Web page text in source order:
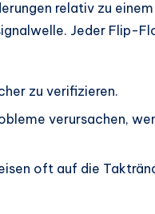
relativ zu
Jeder Flip-
zu verifizieren.
verursachen,
oft auf die